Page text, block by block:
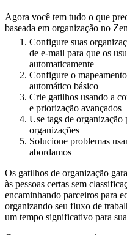
Agora você tem tudo o que
baseada em organização no
Configure suas
de e-mail para que os
automaticamente
Configure o
automático básico
Crie gatilhos usando a
e priorização avançados
Use tags de organização
organizações
Solucione problemas
abordamos
Os gatilhos de organização
às pessoas certas sem
encaminhando parceiros para
organizando seu fluxo de
um tempo significativo para